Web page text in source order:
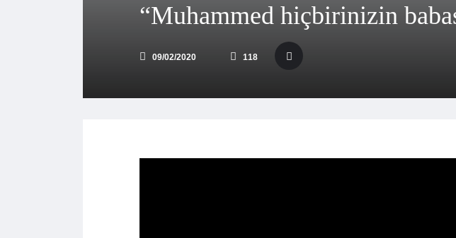
“Muhammed hiçbirinizin
09/02/2020 118